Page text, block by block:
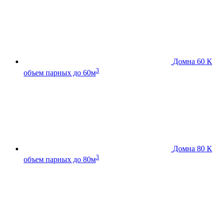
Домна 60 К
объем парных до 60м3
Домна 80 К
объем парных до 80м3